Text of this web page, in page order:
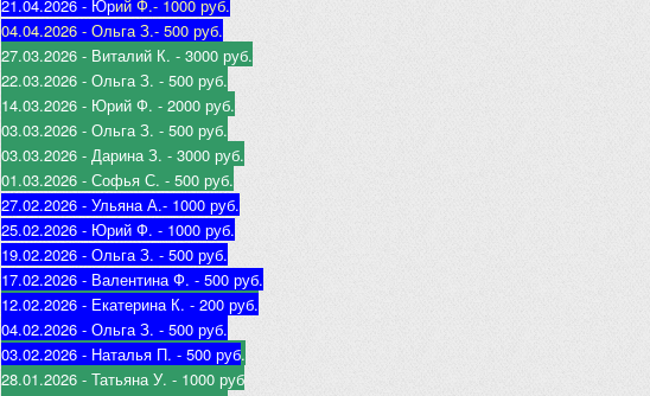
21.04.2026 - Юрий Ф.- 1000 руб.
04.04.2026 - Ольга З.- 500 руб.
27.03.2026 - Виталий К. - 3000 руб.
22.03.2026 - Ольга З. - 500 руб.
14.03.2026 - Юрий Ф. - 2000 руб.
03.03.2026 - Ольга З. - 500 руб.
03.03.2026 - Дарина З. - 3000 руб.
01.03.2026 - Софья С. - 500 руб.
27.02.2026 - Ульяна А.- 1000 руб.
25.02.2026 - Юрий Ф. - 1000 руб.
19.02.2026 - Ольга З. - 500 руб.
17.02.2026 - Валентина Ф. - 500 руб.
12.02.2026 - Екатерина К. - 200 руб.
04.02.2026 - Ольга З. - 500 руб.
03.02.2026 - Наталья П. - 500 руб.
28.01.2026 - Татьяна У. - 1000 руб